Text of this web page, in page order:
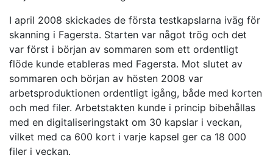
I april 2008 skickades de första testkapslarna iväg för
skanning i Fagersta. Starten var något trög och det
var först i början av sommaren som ett ordentligt
flöde kunde etableras med Fagersta. Mot slutet av
sommaren och början av hösten 2008 var
arbetsproduktionen ordentligt igång, både med korten
och med filer. Arbetstakten kunde i princip bibehållas
med en digitaliseringstakt om 30 kapslar i veckan,
vilket med ca 600 kort i varje kapsel ger ca 18 000
filer i veckan.